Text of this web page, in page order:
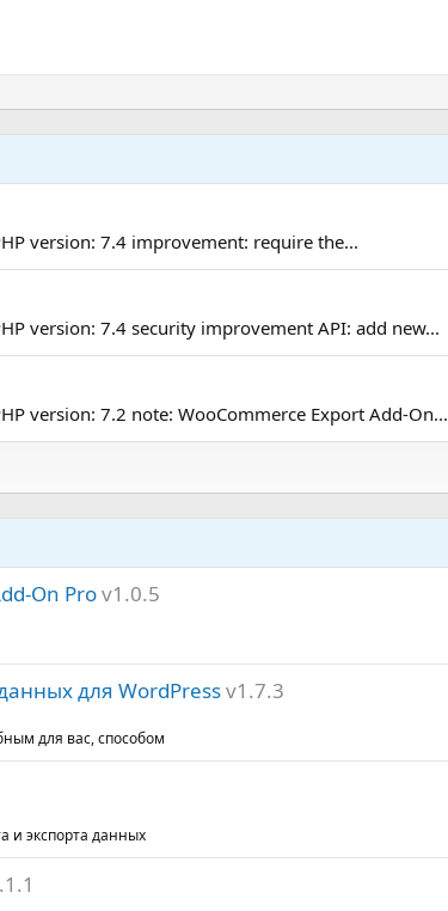
version: 7.4 improvement: require the...
version: 7.4 security improvement API: add new...
version: 7.2 note: WooCommerce Export Add-On...
On Prov1.0.5
для WordPressv1.7.3
для вас, способом
и экспорта данных